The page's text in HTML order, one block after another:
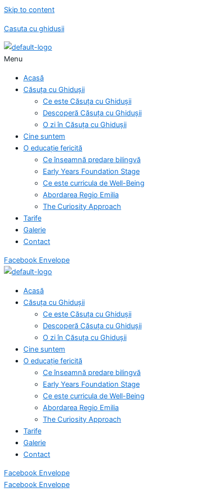
Skip to content
Casuta cu ghidusii
Menu
Acasă
Căsuța cu Ghidușii
Ce este Căsuța cu Ghidușii
Descoperă Căsuța cu Ghidușii
O zi în Căsuța cu Ghidușii
Cine suntem
O educație fericită
Ce înseamnă predare bilingvă
Early Years Foundation Stage
Ce este curricula de Well-Being
Abordarea Regio Emilia
The Curiosity Approach
Tarife
Galerie
Contact
Facebook Envelope
Acasă
Căsuța cu Ghidușii
Ce este Căsuța cu Ghidușii
Descoperă Căsuța cu Ghidușii
O zi în Căsuța cu Ghidușii
Cine suntem
O educație fericită
Ce înseamnă predare bilingvă
Early Years Foundation Stage
Ce este curricula de Well-Being
Abordarea Regio Emilia
The Curiosity Approach
Tarife
Galerie
Contact
Facebook Envelope
Facebook Envelope